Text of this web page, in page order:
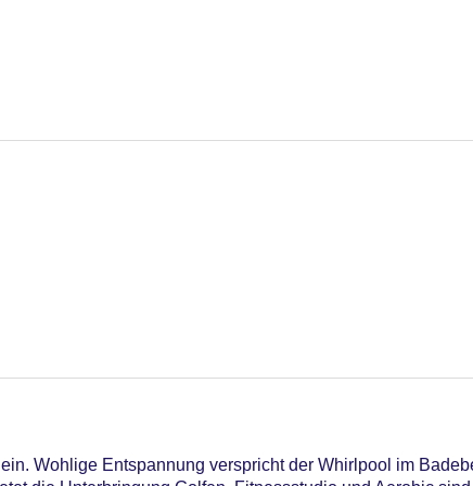
Wohlige Entspannung verspricht der Whirlpool im